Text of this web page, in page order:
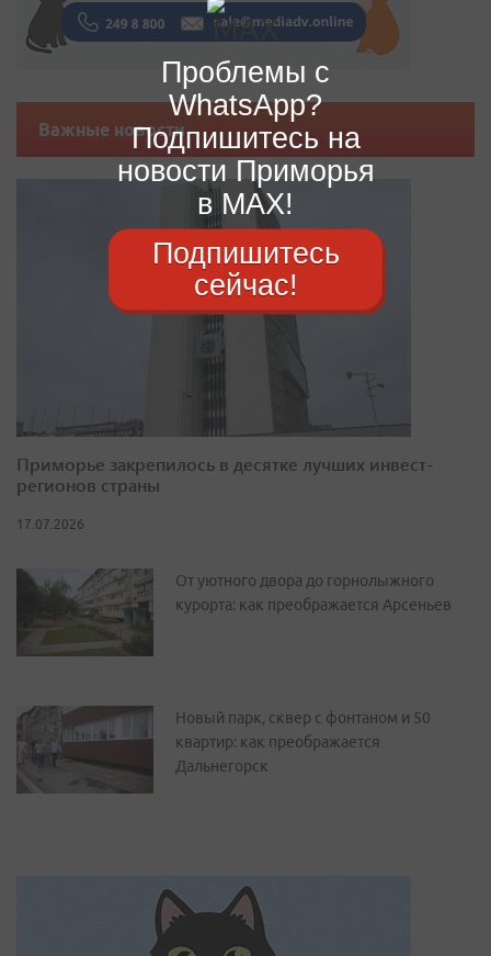
Важные новости
Приморье закрепилось в десятке лучших инвест-
регионов страны
17.07.2026
От уютного двора до горнолыжного
курорта: как преображается Арсеньев
Новый парк, сквер с фонтаном и 50
квартир: как преображается
Дальнегорск
Проблемы с
WhatsApp?
Подпишитесь на
новости Приморья
в MAX!
Подпишитесь
сейчас!